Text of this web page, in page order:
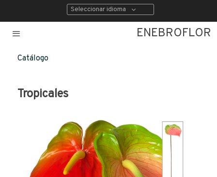
Seleccionar idioma
ENEBROFLOR
Catálogo
Tropicales